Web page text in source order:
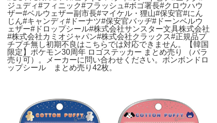
ジュディ#フィニック#フラッシュ#ボゴ署長#クロウハウ
ザー#ベルウェザー副市長#マイケル・狸山#保安官#にん
じん#キャンディ#ドーナツ#保安官バッヂ#ドーンベルウ
ェザー#ドロップシール#株式会社サンスター文具株式会社
#株式会社カミオジャパン#株式会社クラックス#正規品プ
チプチ無し初期不良はこちらでは対応できません。【韓国
限定】ポケモン30周年 ロゴステッカー まとめ売り （バラ
売り可）。メーカーに問い合わせください。ボンボンドロ
ップシール まとめ売り42枚。